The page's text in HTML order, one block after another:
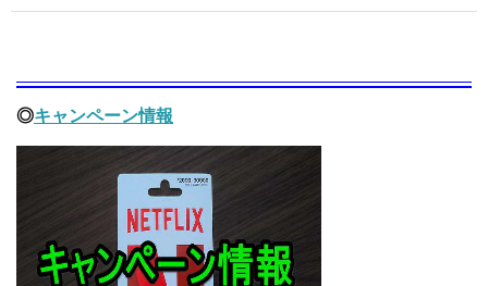
◎キャンペーン情報